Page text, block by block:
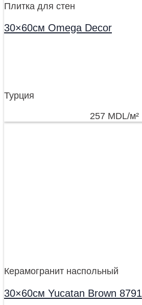
Плитка для стен
30×60см Omega Decor
Турция
257 MDL/м²
Керамогранит наспольный
30×60см Yucatan Brown 8791